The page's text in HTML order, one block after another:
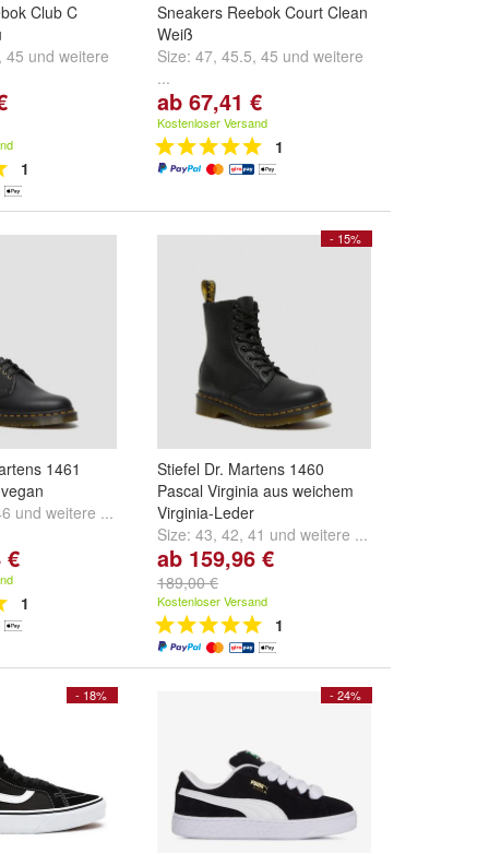
Club C
, 45 und weitere
1
Sneakers Reebok Court Clean
Weiß
Size: 47, 45.5, 45 und weitere
...
ab 67,41 €
Kostenloser Versand
1
1461
und weitere ...
€
1
- 15%
Stiefel Dr. Martens 1460
Pascal Virginia aus weichem
Virginia-Leder
Size: 43, 42, 41 und weitere ...
ab 159,96 €
189,00 €
Kostenloser Versand
1
- 18% - 24%